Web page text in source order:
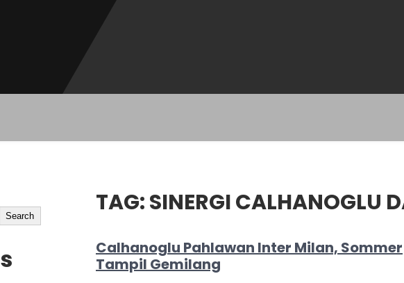
TAG:SINERGI CALHANOGLU
Calhanoglu Pahlawan Inter Milan, Sommer
Tampil Gemilang
Search